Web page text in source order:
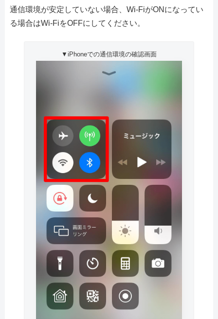
通信環境が安定していない場合、Wi-FiがONになってい
る場合はWi-FiをOFFにしてください。
▼iPhoneでの通信環境の確認画面